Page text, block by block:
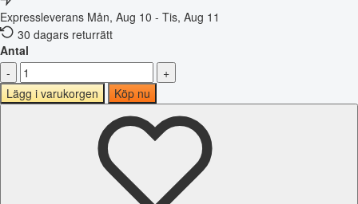
Expressleverans Mån, Aug 10 - Tis, Aug 11
30 dagars returrätt
Antal
-
+
Lägg i varukorgen
Köp nu